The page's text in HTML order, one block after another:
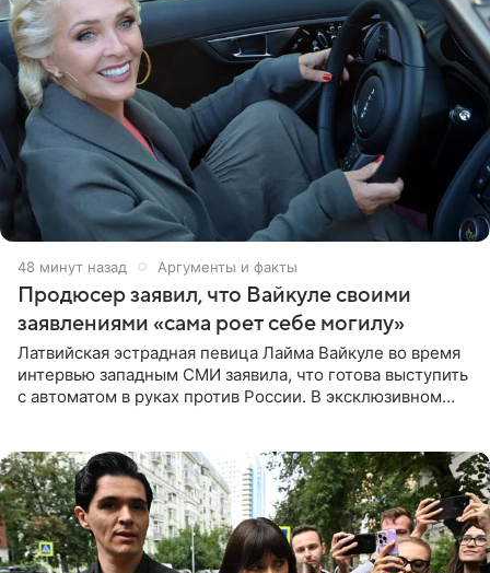
48 минут назад Аргументы и факты
Продюсер заявил, что Вайкуле своими
заявлениями «сама роет себе могилу»
Латвийская эстрадная певица Лайма Вайкуле во время
интервью западным СМИ заявила, что готова выступить
с автоматом в руках против России. В эксклюзивном